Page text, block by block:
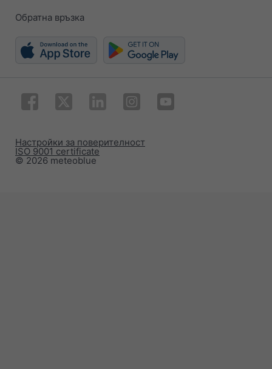
Обратна връзка
© 2026 meteoblue
ISO 9001 certificate
Настройки за поверителност